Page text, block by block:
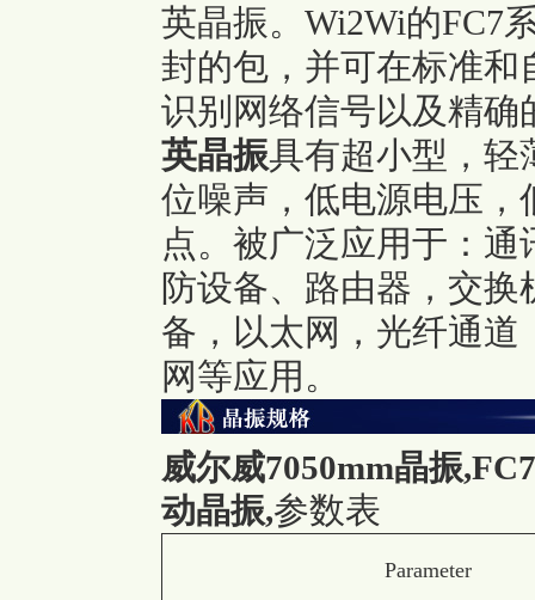
英晶振。Wi2Wi的FC7
封的包，并可在标准
识别网络信号以及精确
英晶振具有超小型，轻
位噪声，低电源电压
点。被广泛应用于：
防设备、路由器，交
备，以太网，光纤通
网等应用。
威尔威7050mm晶振
动晶振,参数表
Parameter